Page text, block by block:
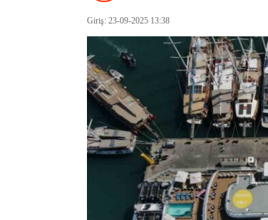
Giriş: 23-09-2025 13:38